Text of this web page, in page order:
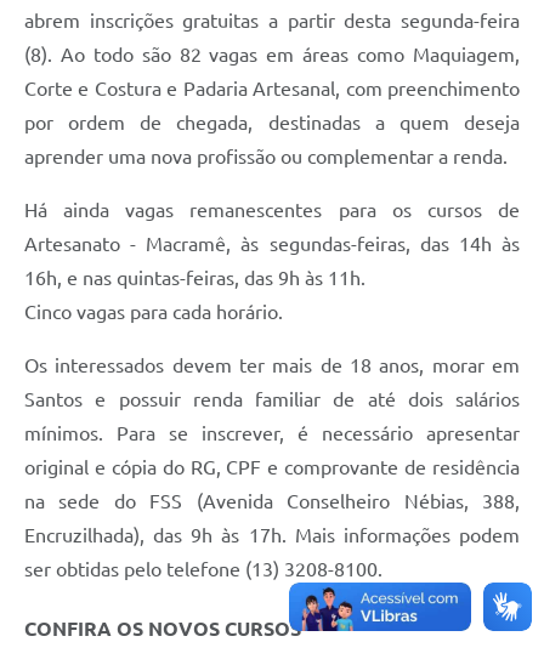
abrem inscrições gratuitas a partir desta segunda-feira
(8). Ao todo são 82 vagas em áreas como Maquiagem,
Corte e Costura e Padaria Artesanal, com preenchimento
por ordem de chegada, destinadas a quem deseja
aprender uma nova profissão ou complementar a renda.
Há ainda vagas remanescentes para os cursos de
Artesanato - Macramê, às segundas-feiras, das 14h às
16h, e nas quintas-feiras, das 9h às 11h.
Cinco vagas para cada horário.
Os interessados devem ter mais de 18 anos, morar em
Santos e possuir renda familiar de até dois salários
mínimos. Para se inscrever, é necessário apresentar
original e cópia do RG, CPF e comprovante de residência
na sede do FSS (Avenida Conselheiro Nébias, 388,
Encruzilhada), das 9h às 17h. Mais informações podem
ser obtidas pelo telefone (13) 3208-8100.
CONFIRA OS NOVOS CURSOS